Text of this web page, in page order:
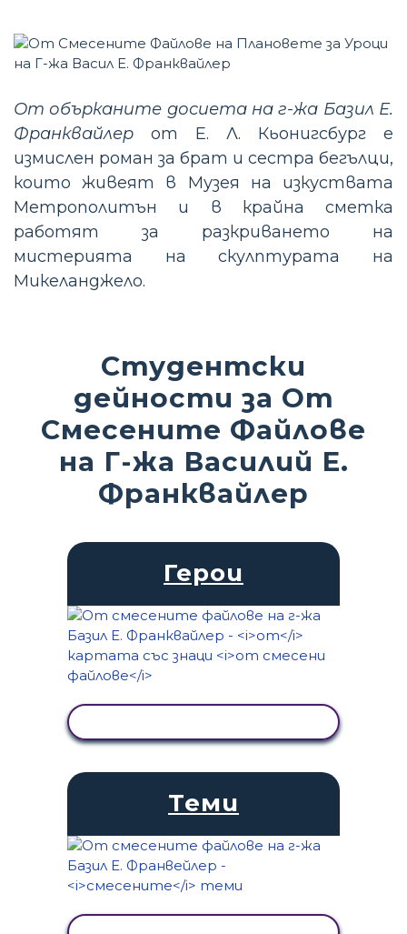
От обърканите досиета на г-жа Базил Е.
Франквайлер от Е. Л. Кьонигсбург е
измислен роман за брат и сестра бегълци,
които живеят в Музея на изкуствата
Метрополитън и в крайна сметка
работят за разкриването на
мистерията на скулптурата на
Микеланджело.
Студентски
дейности за От
Смесените Файлове
на Г-жа Василий Е.
Франквайлер
Герои
Теми